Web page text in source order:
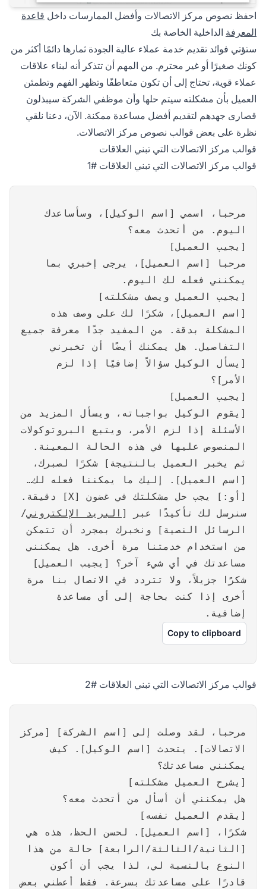
احفظ نصوص مركز الاتصالات وأفضل الممارسات داخل قاعدة
المعرفة الداخلية الخاصة بك
ستؤتي فوائد تقديم خدمة عملاء عالية الجودة ثمارها دائمًا أكثر من
كونك صغيرًا أو غير محترم. من المهم أن تتذكر أنه لبناء علاقات
عملاء قوية، تحتاج إلى أن تكون متعاطفًا وتظهر الفهم وتطمئن
العميل بأن مشكلته سيتم حلها وأن موظفي الشركة سيبذلون
قصارى جهدهم لتقديم أفضل مساعدة ممكنة. الآن، دعنا نلقي
نظرة على بعض قوالب نصوص مركز الاتصالات.
قوالب مركز الاتصالات التي تبني العلاقات
قوالب مركز الاتصالات التي تبني العلاقات #1
مرحبا، اسمي [اسم الوكيل]، وسأساعدك
اليوم. من أتحدث معه؟
[يجيب العميل]
مرحبا [اسم العميل]، يرجى إخبري بما
يمكنني فعله لك اليوم.
[يجيب العميل ويصف مشكلته]
[اسم العميل]، شكرًا لك على وصف هذه
المشكلة بدقة. من المفيد جدًا معرفة جميع
التفاصيل. هل يمكنك أيضًا أن تخبرني
[يسأل الوكيل سؤالاً إضافيًا إذا لزم
الأمر]؟
[يجيب العميل]
[يقوم الوكيل بواجباته، ويسأل المزيد من
الأسئلة إذا لزم الأمر، ويتبع البروتوكولات
المنصوص عليها في هذه الحالة المعينة.
ثم يخبر العميل بالنتيجة] شكرًا لصبرك،
[اسم العميل]. إليك ما يمكننا فعله لك…
[أو:] يجب حل مشكلتك في غضون [X] دقيقة.
سنرسل لك تأكيدًا عبر [ البريد الإلكتروني/
الرسائل النصية] ونخبرك بمجرد أن تتمكن
من استخدام خدمتنا مرة أخرى. هل يمكنني
مساعدتك في أي شيء آخر؟ [يجيب العميل]
شكرًا جزيلاً، ولا تتردد في الاتصال بنا مرة
أخرى إذا كنت بحاجة إلى أي مساعدة
إضافية.
Copy to clipboard
قوالب مركز الاتصالات التي تبني العلاقات #2
مرحبا، لقد وصلت إلى [اسم الشركة] [مركز
الاتصالات]. يتحدث [اسم الوكيل]. كيف
يمكنني مساعدتك؟
[يشرح العميل مشكلته]
هل يمكنني أن أسأل من أتحدث معه؟
[يقدم العميل نفسه]
شكرًا، [اسم العميل]. لحسن الحظ، هذه هي
[الثانية/الثالثة/الرابعة] حالة من هذا
النوع بالنسبة لي، لذا يجب أن أكون
قادرًا على مساعدتك بسرعة. فقط أعطني بعض